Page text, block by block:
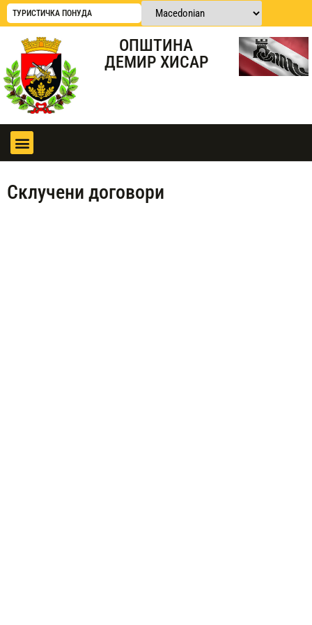
ТУРИСТИЧКА ПОНУДА
ОПШТИНА
ДЕМИР ХИСАР
Склучени договори